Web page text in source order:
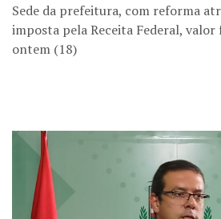
Sede da prefeitura, com reforma
imposta pela Receita Federal, valor
ontem (18)